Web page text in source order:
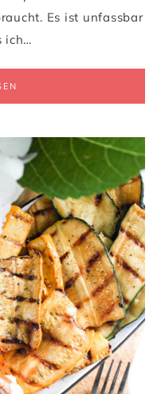
Es ist unfassbar
ich…